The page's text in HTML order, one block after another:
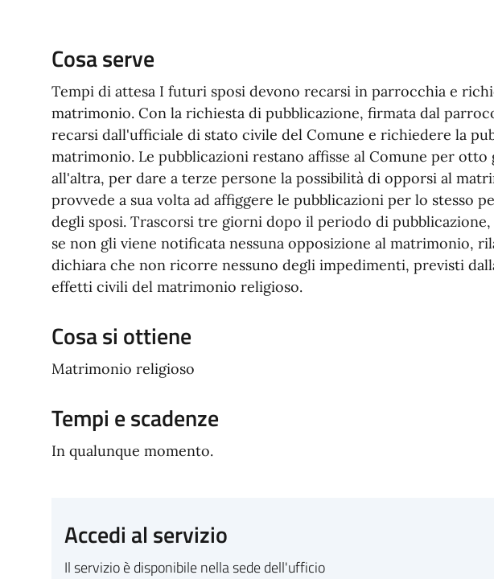
Cosa serve
Tempi di attesa I futuri sposi devono recarsi in parrocchia e
matrimonio. Con la richiesta di pubblicazione, firmata dal
recarsi dall'ufficiale di stato civile del Comune e richiedere la
matrimonio. Le pubblicazioni restano affisse al Comune per otto
all'altra, per dare a terze persone la possibilità di opporsi al
provvede a sua volta ad affiggere le pubblicazioni per lo stesso
degli sposi. Trascorsi tre giorni dopo il periodo di
se non gli viene notificata nessuna opposizione al matrimonio,
dichiara che non ricorre nessuno degli impedimenti, previsti
effetti civili del matrimonio religioso.
Cosa si ottiene
Matrimonio religioso
Tempi e scadenze
In qualunque momento.
Accedi al servizio
Il servizio è disponibile nella sede dell'ufficio